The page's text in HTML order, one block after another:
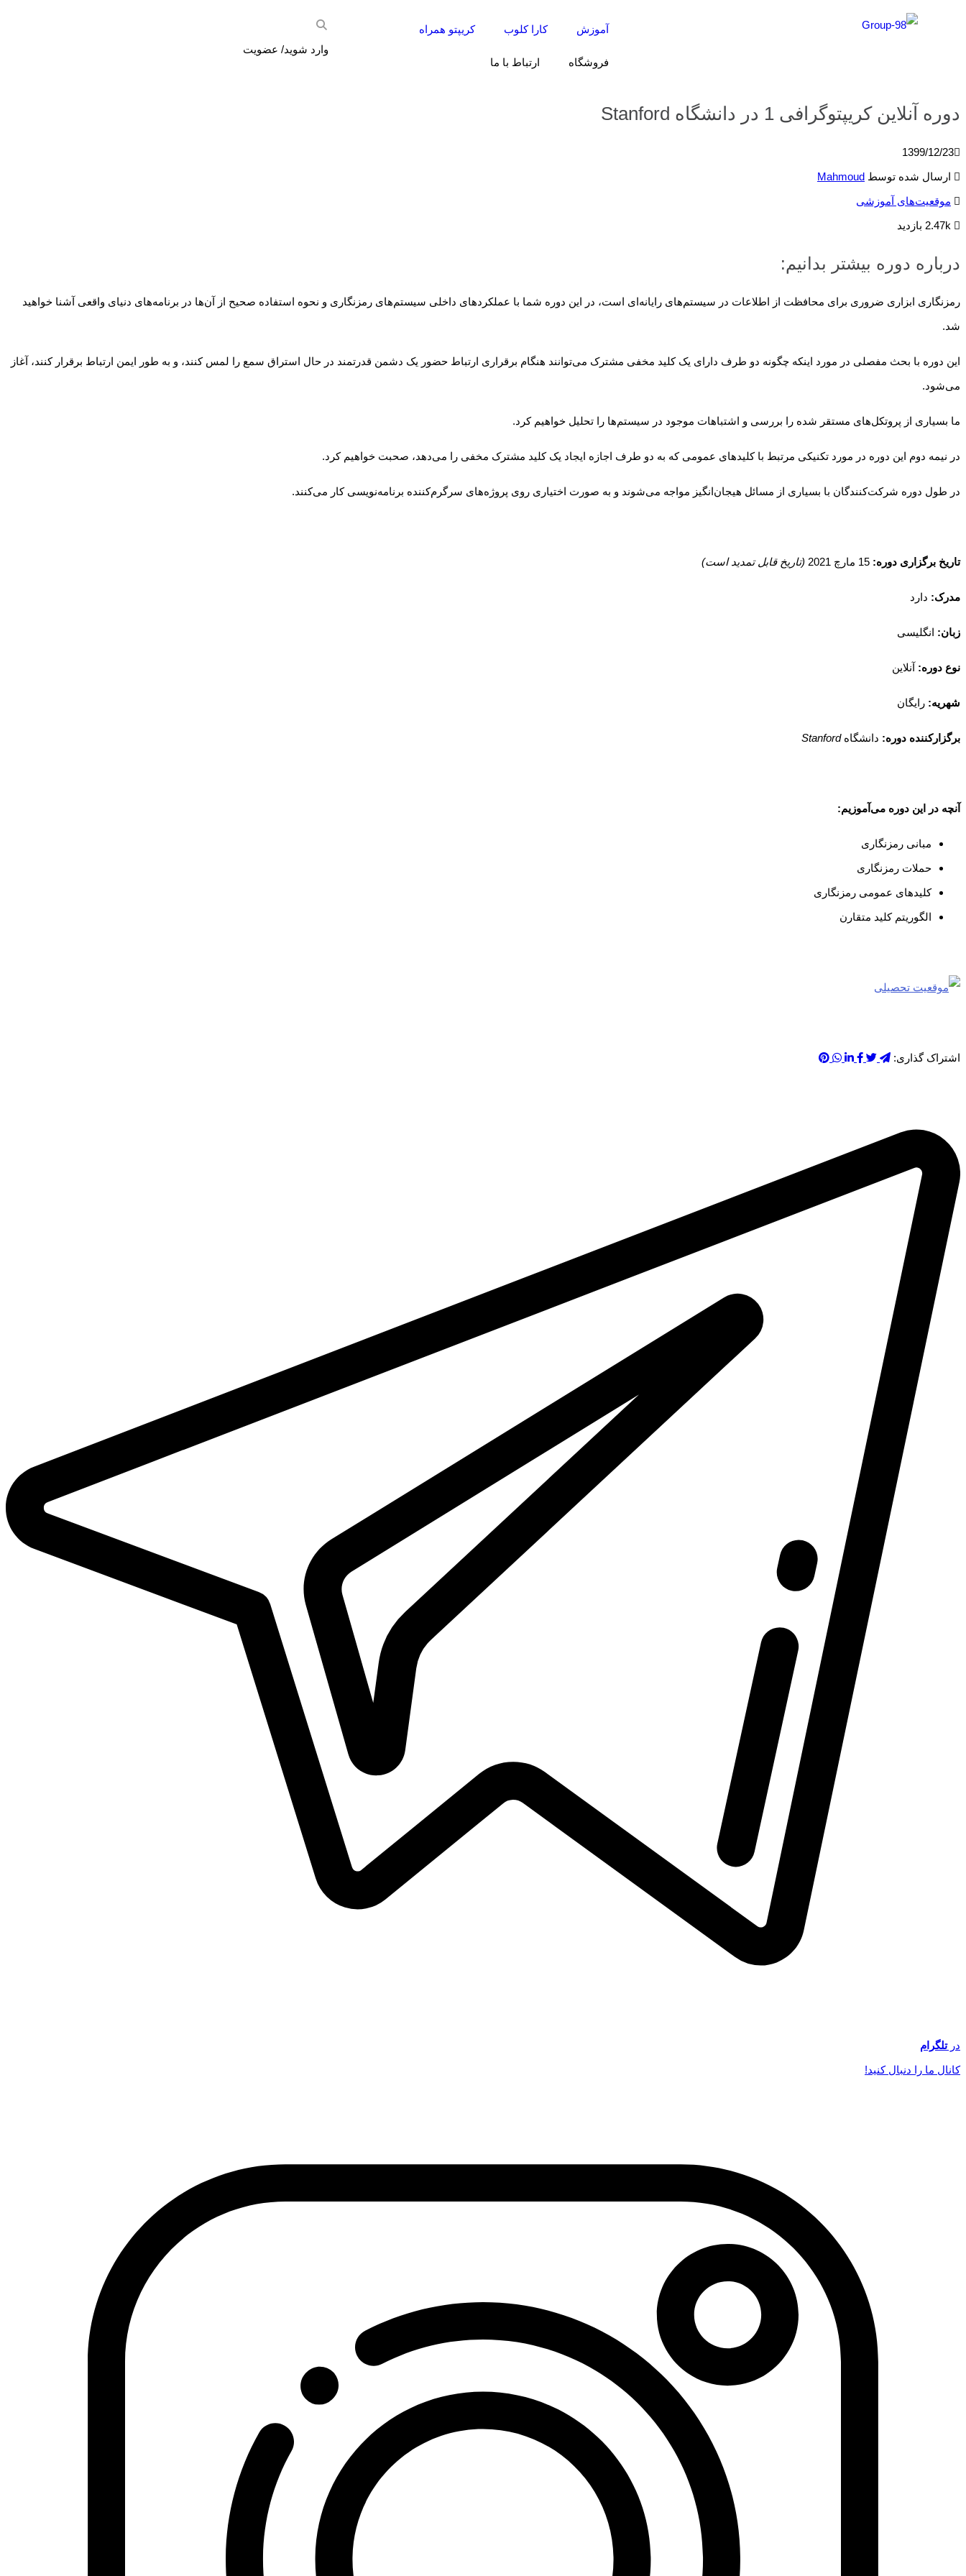
آموزش کارا کلوب کریپتو همراه
فروشگاه ارتباط با ما
وارد شوید/ عضویت
دوره آنلاین کریپتوگرافی 1 در دانشگاه Stanford
1399/12/23
ارسال شده توسط Mahmoud
موقعیت‌های آموزشی
درباره دوره بیشتر بدانیم:
رمزنگاری ابزاری ضروری برای محافظت از اطلاعات در سیستم‌های رایانه‌ای است، در این دوره شما با عملکردهای داخلی سیستم‌های رمزنگاری و نحوه استفاده صحیح از آن‌ها در برنامه‌های دنیای واقعی آشنا خواهید
شد.
این دوره با بحث مفصلی در مورد اینکه چگونه دو طرف دارای یک کلید مخفی مشترک می‌توانند هنگام برقراری ارتباط حضور یک دشمن قدرتمند در حال استراق سمع را لمس کنند، و به طور ایمن ارتباط برقرار کنند، آغاز
می‌شود.
ما بسیاری از پروتکل‌های مستقر شده را بررسی و اشتباهات موجود در سیستم‌ها را تحلیل خواهیم کرد.
در نیمه دوم این دوره در مورد تکنیکی مرتبط با کلیدهای عمومی که به دو طرف اجازه ایجاد یک کلید مشترک مخفی را می‌دهد، صحبت خواهیم کرد.
در طول دوره شرکت‌کنندگان با بسیاری از مسائل هیجان‌انگیز مواجه می‌شوند و به صورت اختیاری روی پروژه‌های سرگرم‌کننده برنامه‌نویسی کار می‌کنند.
تاریخ برگزاری دوره: (تاریخ قابل تمدید است)
مدرک: دارد
زبان: انگلیسی
نوع دوره: آنلاین
شهریه: رایگان
برگزارکننده دوره: دانشگاهStanford
آنچه در این دوره می‌آموزیم:
مبانی رمزنگاری
حملات رمزنگاری
کلیدهای عمومی رمزنگاری
الگوریتم کلید متقارن
اشتراک گذاری:
درتلگرام
کانال ما را دنبال کنید!